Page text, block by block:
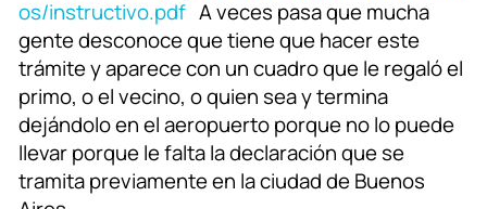
os/instructivo.pdf A veces pasa que mucha
gente desconoce que tiene que hacer este
trámite y aparece con un cuadro que le regaló el
primo, o el vecino, o quien sea y termina
dejándolo en el aeropuerto porque no lo puede
llevar porque le falta la declaración que se
tramita previamente en la ciudad de Buenos